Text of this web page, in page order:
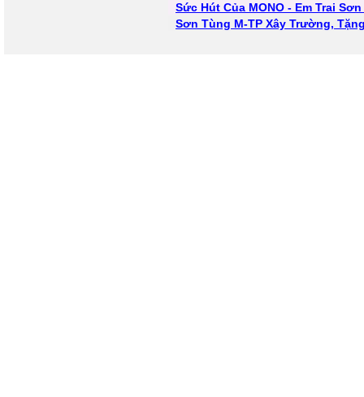
Sức Hút Của MONO - Em Trai
Sơn Tùng M-TP Xây Trường,